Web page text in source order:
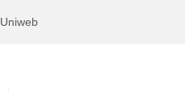
Uniweb